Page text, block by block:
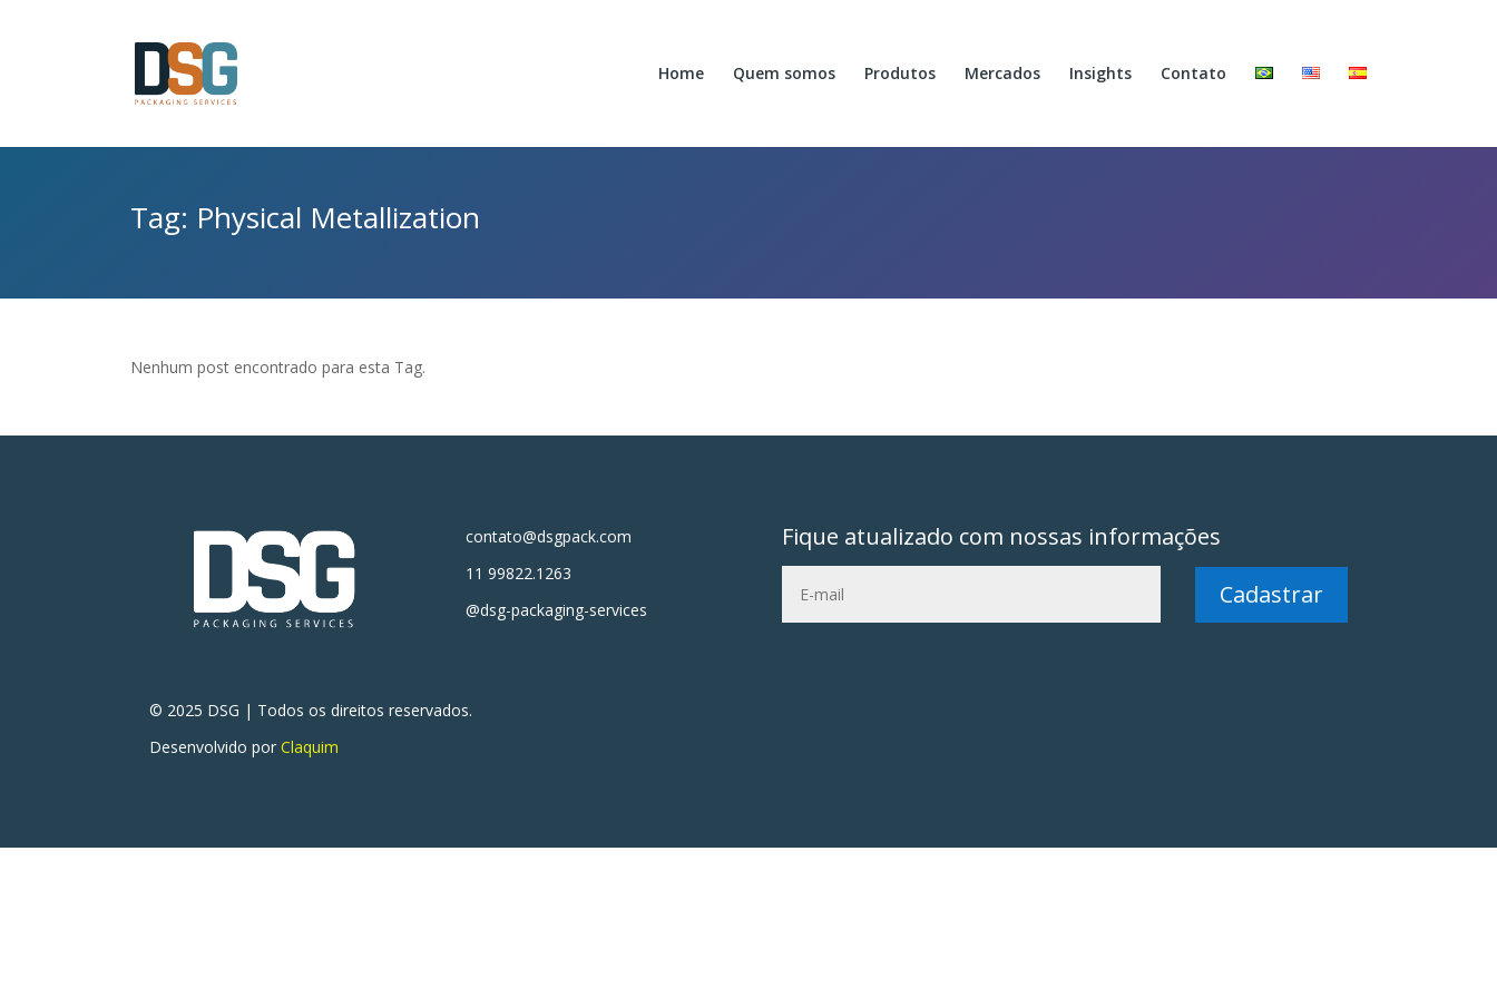
Home Quem somos Produtos Mercados Insights Contato
Tag: Physical Metallization
Nenhum post encontrado para esta Tag.
contato@dsgpack.com
11 99822.1263
@dsg-packaging-services
Fique atualizado com nossas informações
Cadastrar
© 2025 DSG | Todos os direitos reservados.
Desenvolvido porClaquim